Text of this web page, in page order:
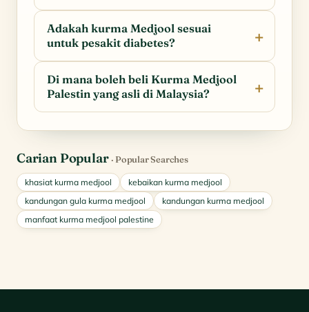
Adakah kurma Medjool sesuai
untuk pesakit diabetes?
Di mana boleh beli Kurma Medjool
Palestin yang asli di Malaysia?
Carian Popular · Popular Searches
khasiat kurma medjool
kebaikan kurma medjool
kandungan gula kurma medjool
kandungan kurma medjool
manfaat kurma medjool palestine